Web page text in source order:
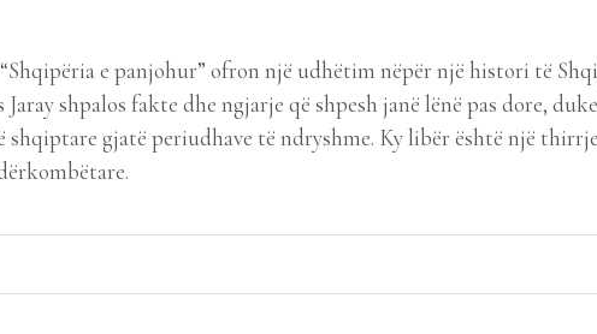
e panjohur” ofron një udhëtim nëpër një histori të
Jaray shpalos fakte dhe ngjarje që shpesh janë lënë pas dore,
shqiptare gjatë periudhave të ndryshme. Ky libër është një